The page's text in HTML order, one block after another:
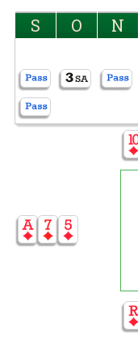
S O N